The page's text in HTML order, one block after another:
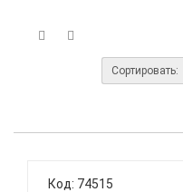
Сортировать:
Код: 74515